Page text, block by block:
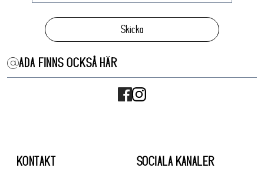
Skicka
ADA FINNS OCKSÅ HÄR
KONTAKT SOCIALA KANALER